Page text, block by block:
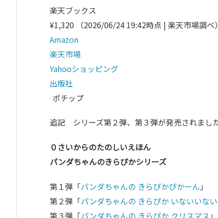
楽天ブックス
¥1,320
（2026/06/24 19:42時点 | 楽天市場調べ）
Amazon
楽天市場
Yahooショッピング
出版社
ポチップ
追記 シリーズ第２弾、第３弾が発売されまし
０さいからのたのしいえほん
パンダちゃんのきらぴかシリーズ
第１弾「パンダちゃんの きらぴかぴかーん 」
第２弾「パンダちゃんの きらぴか いないいな
第３弾「パンダちゃんの きらぴか クリスマス 」